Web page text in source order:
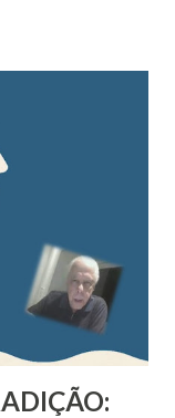
das
Nas palavras